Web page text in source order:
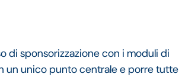
di sponsorizzazione con i moduli di
un unico punto centrale e porre tutte